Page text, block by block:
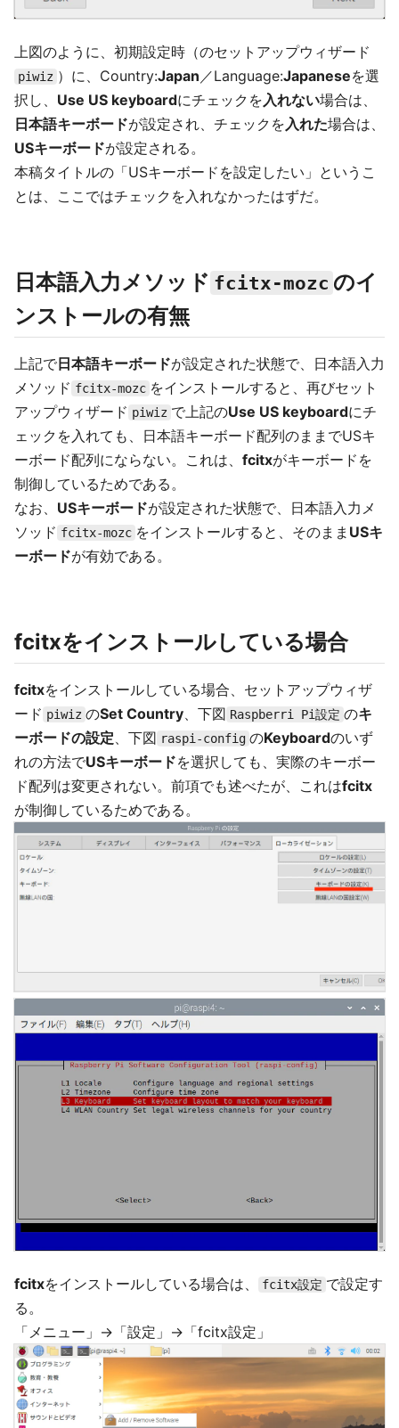
上図のように、初期設定時（のセットアップウィザード
piwiz ）に、Country:Japan ／Language:Japaneseを選
択し、 Use US keyboardにチェックを入れない場合は、
日本語キーボードが設定され、チェックを入れた場合は、
USキーボードが設定される。
本稿タイトルの「USキーボードを設定したい」というこ
とは、ここではチェックを入れなかったはずだ。
日本語入力メソッド fcitx-mozc のイ
ンストールの有無
上記で日本語キーボードが設定された状態で、日本語入力
メソッド fcitx-mozc をインストールすると、再びセット
アップウィザード piwiz で上記のUse US keyboardにチ
ェックを入れても、日本語キーボード配列のままでUSキ
ーボード配列にならない。これは、 fcitxがキーボードを
制御しているためである。
なお、 USキーボードが設定された状態で、日本語入力メ
ソッド fcitx-mozc をインストールすると、そのまま USキ
ーボードが有効である。
fcitxをインストールしている場合
fcitxをインストールしている場合、セットアップウィザ
ード piwiz のSet Country、下図 Raspberri Pi設定 のキ
ーボードの設定、下図 raspi-config のKeyboardのいず
れの方法でUSキーボードを選択しても、実際のキーボー
ド配列は変更されない。前項でも述べたが、これはfcitx
が制御しているためである。
fcitxをインストールしている場合は、 fcitx設定 で設定す
る。
「メニュー」→「設定」→「fcitx設定」